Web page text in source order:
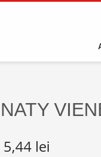
NATY
5,44 lei